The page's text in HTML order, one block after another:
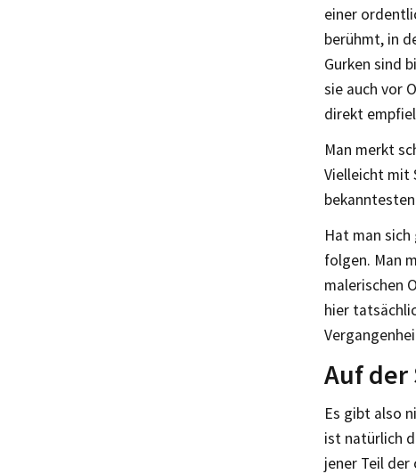
einer
berühmt, in
Gurken sind
sie auch vor
direkt
Man merkt
Vielleicht mit
Hat man
folgen. Man
malerischen
hier
Auf der
Es gibt also
ist natürlich
jener Teil